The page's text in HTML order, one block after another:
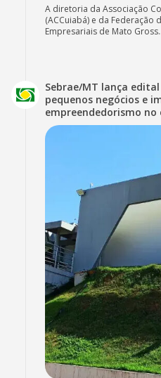
A diretoria da Associação
(ACCuiabá) e da Federação
Empresariais de Mato
Sebrae/MT lança
pequenos negócios e
empreendedorismo no